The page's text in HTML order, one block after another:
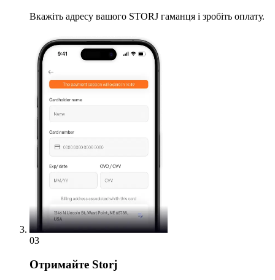
Вкажіть адресу вашого STORJ гаманця і зробіть оплату.
03
Отримайте Storj